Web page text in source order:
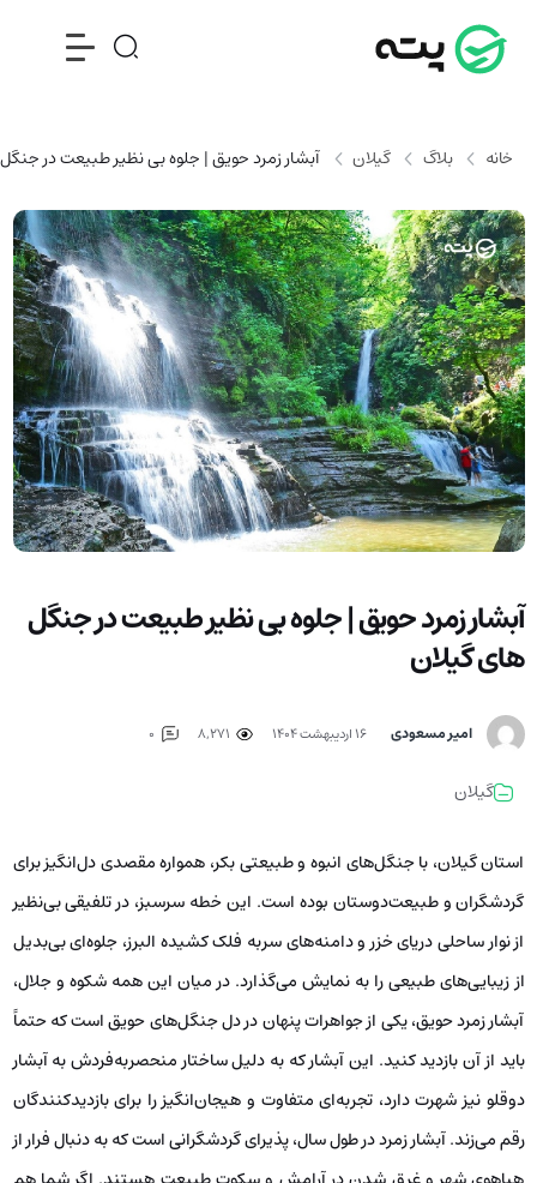
خانه بلاگ گیلان آبشار زمرد حویق | جلوه بی نظیر طبیعت در
آبشار زمرد حویق | جلوه بی نظیر طبیعت در جنگل
های گیلان
امیر مسعودی ۱۶ اردیبهشت ۱۴۰۴
گیلان
استان گیلان، با جنگل‌های انبوه و طبیعتی بکر، همواره مقصدی دل‌انگیز برای
گردشگران و طبیعت‌دوستان بوده است. این خطه سرسبز، در تلفیقی بی‌نظیر
از نوار ساحلی دریای خزر و دامنه‌های سربه فلک کشیده البرز، جلوه‌ای بی‌بدیل
از زیبایی‌های طبیعی را به نمایش می‌گذارد. در میان این همه شکوه و جلال،
آبشار زمرد حویق، یکی از جواهرات پنهان در دل جنگل‌های حویق است که حتماً
باید از آن بازدید کنید. این آبشار که به دلیل ساختار منحصربه‌فردش به آبشار
دوقلو نیز شهرت دارد، تجربه‌ای متفاوت و هیجان‌انگیز را برای بازدیدکنندگان
رقم می‌زند. آبشار زمرد در طول سال، پذیرای گردشگرانی است که به دنبال فرار از